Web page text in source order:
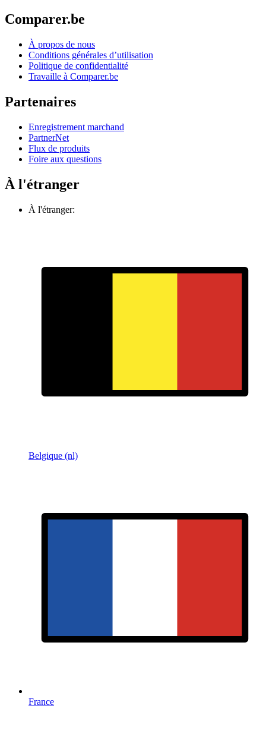
Comparer.be
À propos de nous
Conditions générales d’utilisation
Politique de confidentialité
Travaille à Comparer.be
Partenaires
Enregistrement marchand
PartnerNet
Flux de produits
Foire aux questions
À l'étranger
À l'étranger:
Belgique (nl)
France